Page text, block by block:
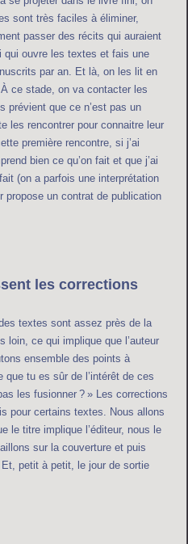
sont très faciles à éliminer,
passer des récits qui auraient
qui ouvre les textes et fais une
par an. Et là, on les lit en
ce stade, on va contacter les
prévient que ce n’est pas un
les rencontrer pour connaitre leur
première rencontre, si j’ai
bien ce qu’on fait et que j’ai
(on a parfois une interprétation
un contrat de publication
les corrections
textes sont assez près de la
loin, ce qui implique que l’auteur
ensemble des points à
que tu es sûr de l’intérêt de ces
les fusionner ? » Les corrections
pour certains textes. Nous allons
le titre implique l’éditeur, nous le
sur la couverture et puis
petit à petit, le jour de sortie